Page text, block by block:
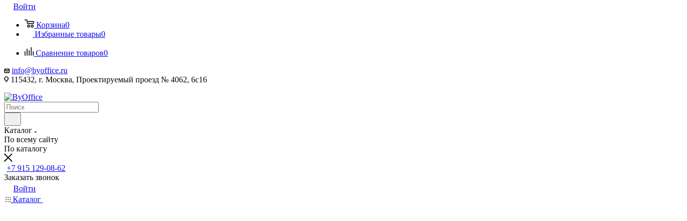
Войти
Корзина0
Избранные товары0
Сравнение товаров0
info@byoffice.ru
115432, г. Москва, Проектируемый проезд № 4062, 6с16
Каталог
По всему сайту
По каталогу
+7 915 129-08-62
Заказать звонок
Войти
Каталог